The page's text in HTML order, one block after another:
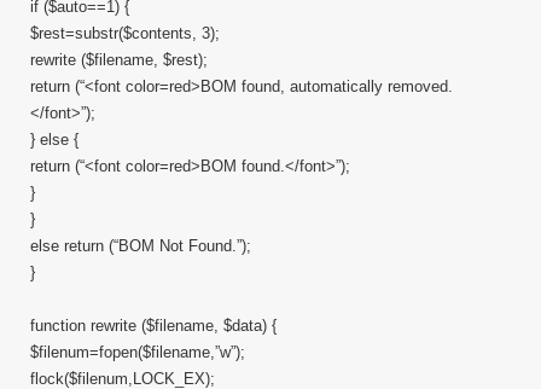
if ($auto==1) {
$rest=substr($contents, 3);
rewrite ($filename, $rest);
return (“<font color=red>BOM found, automatically removed.
</font>”);
} else {
return (“<font color=red>BOM found.</font>”);
}
}
else return (“BOM Not Found.”);
}
function rewrite ($filename, $data) {
$filenum=fopen($filename,”w”);
flock($filenum,LOCK_EX);